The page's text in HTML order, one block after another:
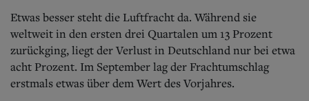
Etwas besser steht die Luftfracht da. Während sie
weltweit in den ersten drei Quartalen um 13 Prozent
zurückging, liegt der Verlust in Deutschland nur bei etwa
acht Prozent. Im September lag der Frachtumschlag
erstmals etwas über dem Wert des Vorjahres.